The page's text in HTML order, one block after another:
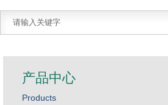
产品中心
Products